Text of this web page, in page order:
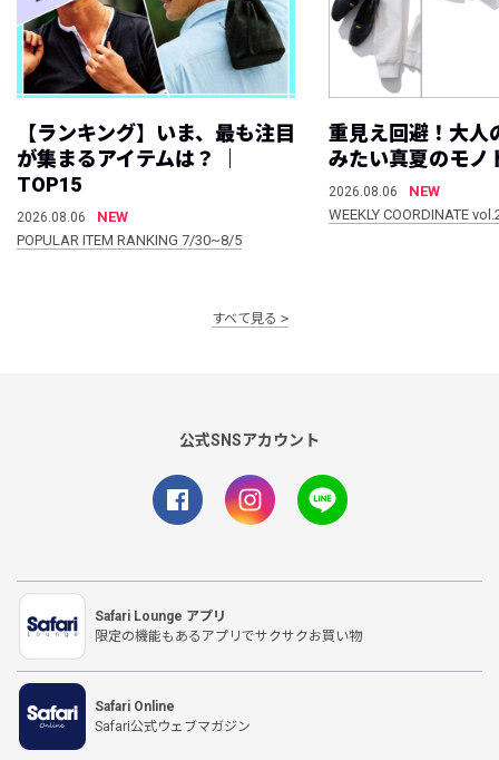
【ランキング】いま、最も注目
が集まるアイテムは？ ｜
TOP15
2026.08.06
NEW
POPULAR ITEM RANKING 7/30~8/5
重見え回避！大人
みたい真夏のモノ
2026.08.06
NEW
WEEKLY COORDINATE
すべて見る
公式SNSアカウント
Safari Lounge アプリ
限定の機能もあるアプリでサクサクお買い物
Safari Online
Safari公式ウェブマガジン